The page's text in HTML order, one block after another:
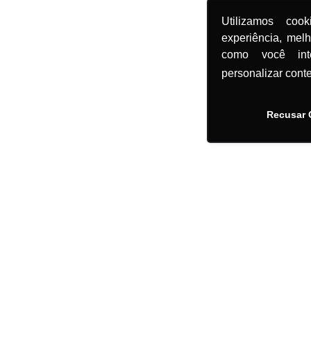
Utilizamos
experiência,
como você
personalizar
Recusar